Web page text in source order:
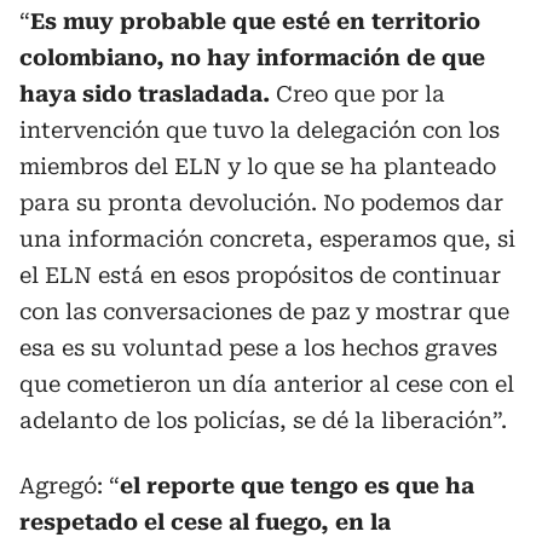
“Es muy probable que esté en territorio
colombiano, no hay información de que
haya sido trasladada. Creo que por la
intervención que tuvo la delegación con los
miembros del ELN y lo que se ha planteado
para su pronta devolución. No podemos dar
una información concreta, esperamos que, si
el ELN está en esos propósitos de continuar
con las conversaciones de paz y mostrar que
esa es su voluntad pese a los hechos graves
que cometieron un día anterior al cese con el
adelanto de los policías, se dé la liberación”.
Agregó: “el reporte que tengo es que ha
respetado el cese al fuego, en la